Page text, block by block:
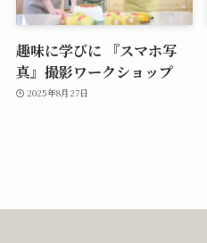
趣味に学びに 『スマホ写
真』撮影ワークショップ
2025年8月27日